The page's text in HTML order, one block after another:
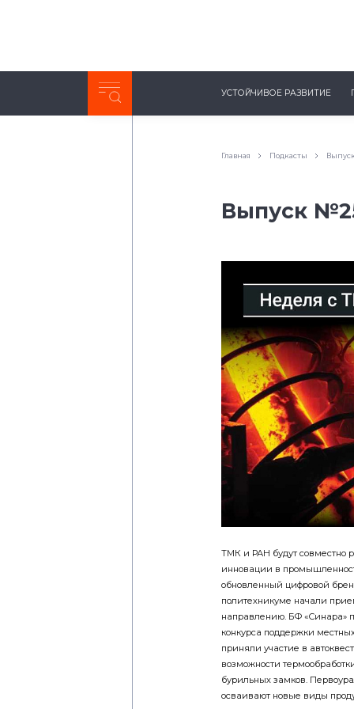
Неделя с ТМК. Выпуск №27 (225)
УСТОЙЧИВОЕ РАЗВИТИЕ
Главная Подкасты
Выпуск
ТМК и РАН будут совместно
инновации в
обновленный цифровой
политехникуме начали
направлению. БФ «Синара»
конкурса поддержки
приняли участие в
возможности
бурильных замков.
осваивают новые виды